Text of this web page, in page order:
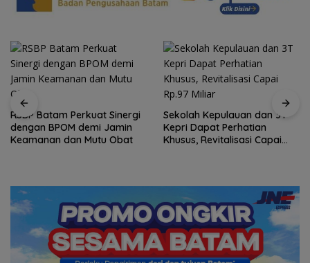
RSBP Batam Perkuat Sinergi
dengan BPOM demi Jamin
Keamanan dan Mutu Obat
Sekolah Kepulauan dan 3T
Kepri Dapat Perhatian
Khusus, Revitalisasi Capai